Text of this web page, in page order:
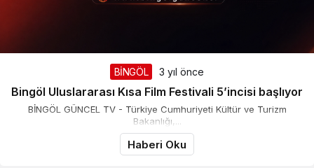
BİNGÖL 3 yıl önce
Bingöl Uluslararası Kısa Film Festivali 5’incisi başlıyor
BİNGÖL GÜNCEL TV - Türkiye Cumhuriyeti Kültür ve Turizm
Bakanlığı,...
Haberi Oku